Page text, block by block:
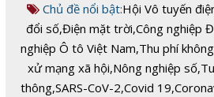
Chủ đề nổi bật:Hội Vô tuyến
đổi số,Điện mặt trời,Công nghiệp
nghiệp Ô tô Việt Nam,Thu phí
xử mạng xã hội,Nông nghiệp số,
thông,SARS-CoV-2,Covid 19,